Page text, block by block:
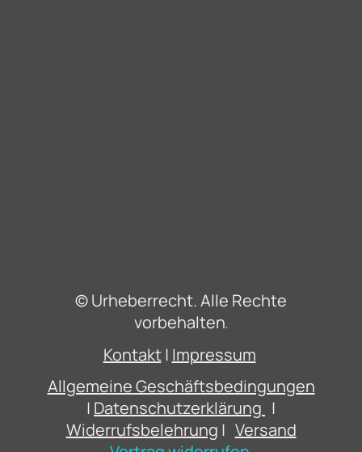
© Urheberrecht. Alle Rechte
vorbehalten.
Kontakt| Impressum
Allgemeine Geschäftsbedingungen
| Datenschutzerklärung |
Widerrufsbelehrung | Versand